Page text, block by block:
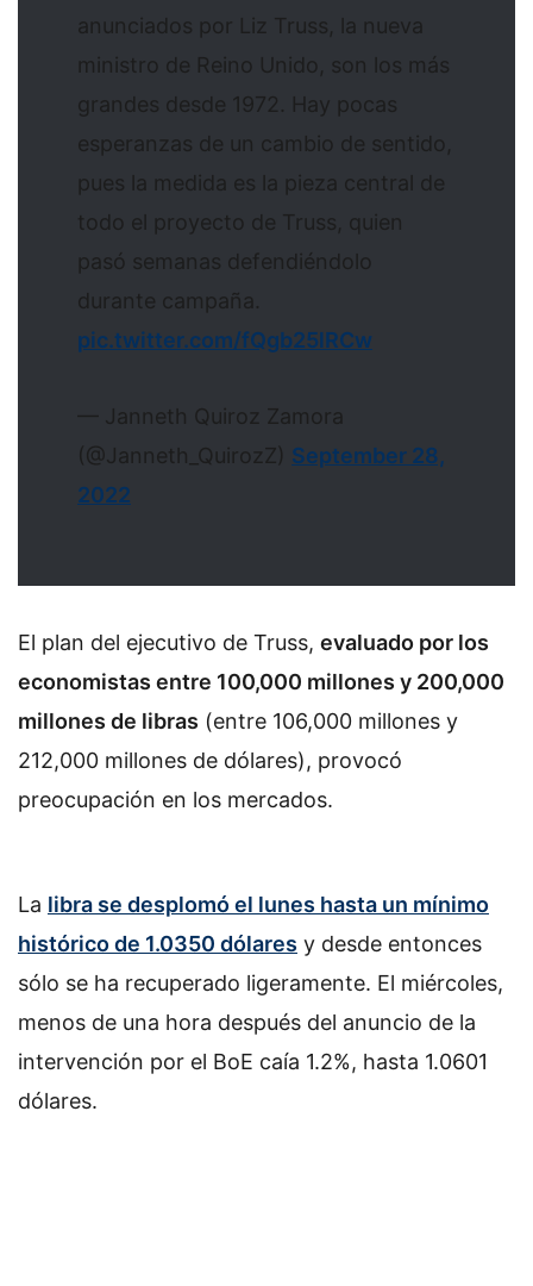
anunciados por Liz Truss, la nueva
ministro de Reino Unido, son los más
grandes desde 1972. Hay pocas
esperanzas de un cambio de sentido,
pues la medida es la pieza central de
todo el proyecto de Truss, quien
pasó semanas defendiéndolo
durante campaña.
pic.twitter.com/fQgb25lRCw
— Janneth Quiroz Zamora
(@Janneth_QuirozZ) September 28,
2022
El plan del ejecutivo de Truss, evaluado por los
economistas entre 100,000 millones y 200,000
millones de libras (entre 106,000 millones y
212,000 millones de dólares), provocó
preocupación en los mercados.
La libra se desplomó el lunes hasta un mínimo
histórico de 1.0350 dólares y desde entonces
sólo se ha recuperado ligeramente. El miércoles,
menos de una hora después del anuncio de la
intervención por el BoE caía 1.2%, hasta 1.0601
dólares.